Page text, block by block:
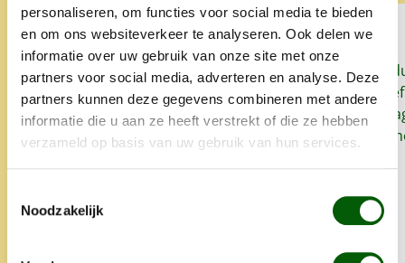
personaliseren, om functies voor social media te bieden
en om ons websiteverkeer te analyseren. Ook delen we
informatie over uw gebruik van onze site met onze
partners voor social media, adverteren en analyse. Deze
partners kunnen deze gegevens combineren met andere
informatie die u aan ze heeft verstrekt of die ze hebben
verzameld op basis van uw gebruik van hun services.
Noodzakelijk
Sinds we Nero Gold geven aan
onze honden heeft onze
oudste hond zo goed als geen
last meer van allergieën en
lief iets extra's.
Snel, goed
het lekker.
zo'n klein
super. Alles is